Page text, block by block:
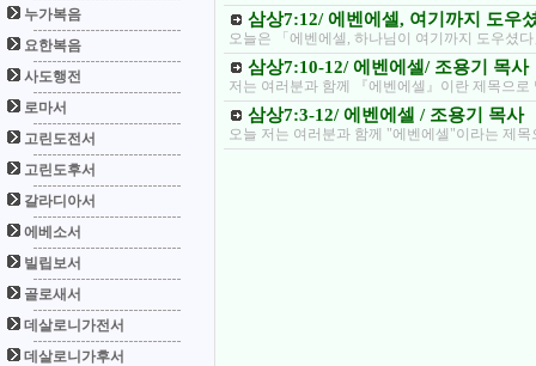
누가복음
요한복음
사도행전
로마서
고린도전서
고린도후서
갈라디아서
에베소서
빌립보서
골로새서
데살로니가전서
데살로니가후서
삼상7:12/ 에벤에셀, 여기까지 도우
오늘은 「에벤에셀, 하나님이 여기까지 도우셨
삼상7:10-12/ 에벤에셀/ 조용기 목사
저는 여러분과 함께 『에벤에셀』이란 제목으
삼상7:3-12/ 에벤에셀 / 조용기 목사
오늘 저는 여러분과 함께 "에벤에셀"이라는 제